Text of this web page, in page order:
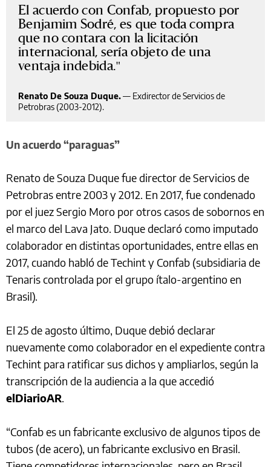
El acuerdo con Confab, propuesto por
Benjamim Sodré, es que toda compra
que no contara con la licitación
internacional, sería objeto de una
ventaja indebida.
Renato De Souza Duque.— Exdirector de Servicios de
Petrobras (2003-2012).
Un acuerdo “paraguas”
Renato de Souza Duque fue director de Servicios de
Petrobras entre 2003 y 2012. En 2017, fue condenado
por el juez Sergio Moro por otros casos de sobornos en
el marco del Lava Jato. Duque declaró como imputado
colaborador en distintas oportunidades, entre ellas en
2017, cuando habló de Techint y Confab (subsidiaria de
Tenaris controlada por el grupo ítalo-argentino en
Brasil).
El 25 de agosto último, Duque debió declarar
nuevamente como colaborador en el expediente contra
Techint para ratificar sus dichos y ampliarlos, según la
transcripción de la audiencia a la que accedió
elDiarioAR.
“Confab es un fabricante exclusivo de algunos tipos de
tubos (de acero), un fabricante exclusivo en Brasil.